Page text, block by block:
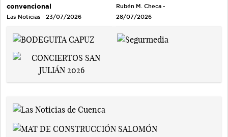
convencional
Las Noticias - 23/07/2026
Rubén M. Checa -
28/07/2026